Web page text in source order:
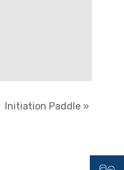
Initiation Paddle »